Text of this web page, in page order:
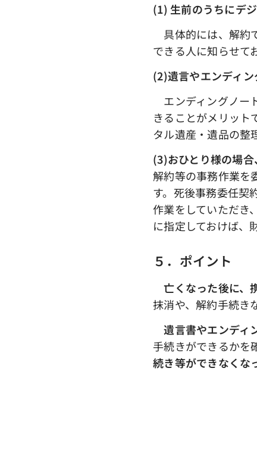
(1) 生前のうちにデ
具体的には、解約
できる人に知らせて
(2)遺言やエンディ
エンディングノー
きることがメリット
タル遺産・遺品の整
(3)おひとり様の場合、
解約等の事務作業を
す。死後事務委任契
作業をしていただき
に指定しておけば、
５．ポイント
亡くなった後に、
抹消や、解約手続き
遺言書やエンディ
手続きができるかを
続き等ができなくな